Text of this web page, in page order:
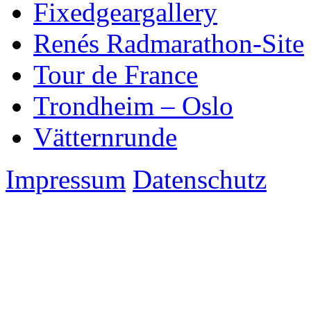
Fixedgeargallery
Renés Radmarathon-Site
Tour de France
Trondheim – Oslo
Vätternrunde
Impressum Datenschutz